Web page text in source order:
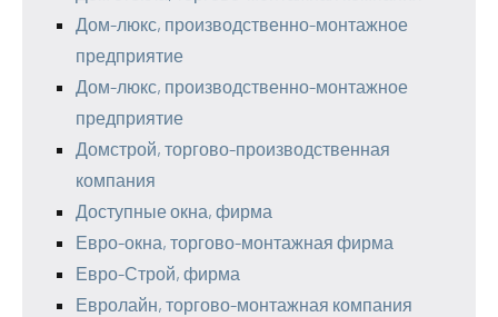
Дом-люкс, производственно-монтажное
предприятие
Дом-люкс, производственно-монтажное
предприятие
Домстрой, торгово-производственная
компания
Доступные окна, фирма
Евро-окна, торгово-монтажная фирма
Евро-Строй, фирма
Евролайн, торгово-монтажная компания